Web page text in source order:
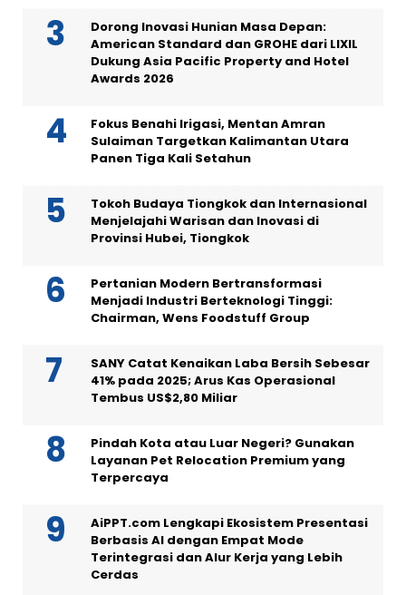
Dorong Inovasi Hunian Masa Depan:
American Standard dan GROHE dari LIXIL
Dukung Asia Pacific Property and Hotel
Awards 2026
Fokus Benahi Irigasi, Mentan Amran
Sulaiman Targetkan Kalimantan Utara
Panen Tiga Kali Setahun
Tokoh Budaya Tiongkok dan Internasional
Menjelajahi Warisan dan Inovasi di
Provinsi Hubei, Tiongkok
Pertanian Modern Bertransformasi
Menjadi Industri Berteknologi Tinggi:
Chairman, Wens Foodstuff Group
SANY Catat Kenaikan Laba Bersih Sebesar
41% pada 2025; Arus Kas Operasional
Tembus US$2,80 Miliar
Pindah Kota atau Luar Negeri? Gunakan
Layanan Pet Relocation Premium yang
Terpercaya
AiPPT.com Lengkapi Ekosistem Presentasi
Berbasis AI dengan Empat Mode
Terintegrasi dan Alur Kerja yang Lebih
Cerdas